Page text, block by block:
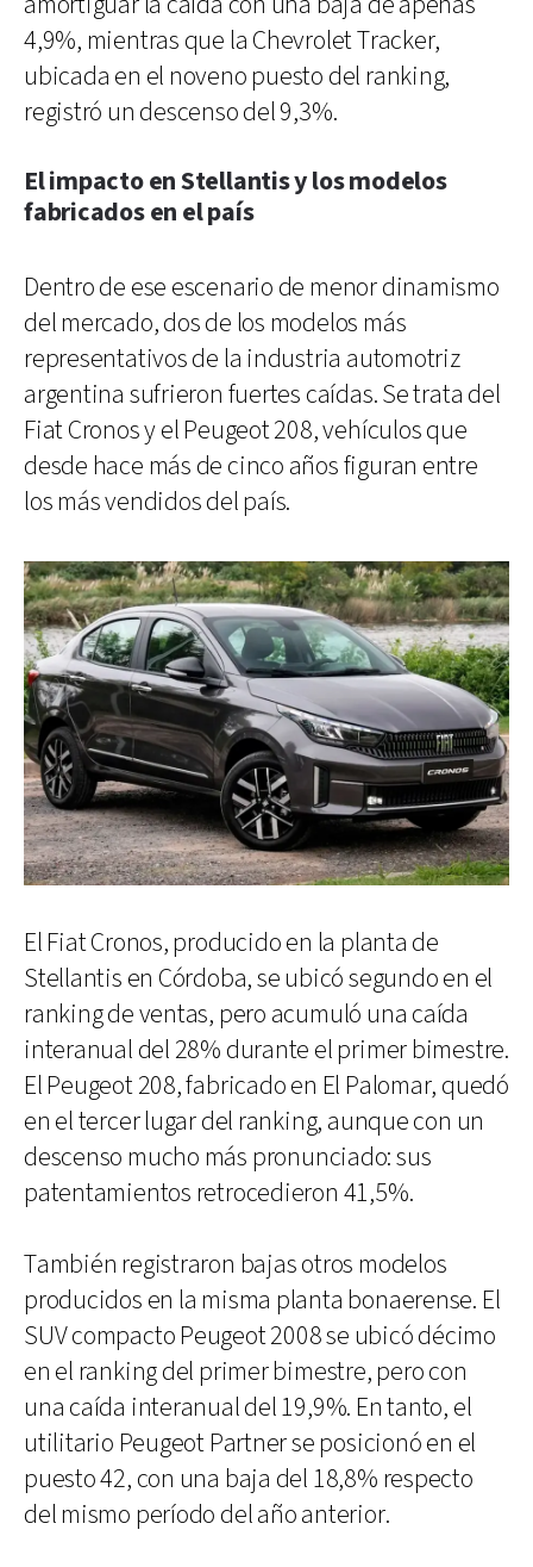
4,9%, mientras que la Chevrolet Tracker,
ubicada en el noveno puesto del ranking,
registró un descenso del 9,3%.
El impacto en Stellantis y los modelos
fabricados en el país
Dentro de ese escenario de menor dinamismo
del mercado, dos de los modelos más
representativos de la industria automotriz
argentina sufrieron fuertes caídas. Se trata del
Fiat Cronos y el Peugeot 208, vehículos que
desde hace más de cinco años figuran entre
los más vendidos del país.
El Fiat Cronos, producido en la planta de
Stellantis en Córdoba, se ubicó segundo en el
ranking de ventas, pero acumuló una caída
interanual del 28% durante el primer bimestre.
El Peugeot 208, fabricado en El Palomar, quedó
en el tercer lugar del ranking, aunque con un
descenso mucho más pronunciado: sus
patentamientos retrocedieron 41,5%.
También registraron bajas otros modelos
producidos en la misma planta bonaerense. El
SUV compacto Peugeot 2008 se ubicó décimo
en el ranking del primer bimestre, pero con
una caída interanual del 19,9%. En tanto, el
utilitario Peugeot Partner se posicionó en el
puesto 42, con una baja del 18,8% respecto
del mismo período del año anterior.